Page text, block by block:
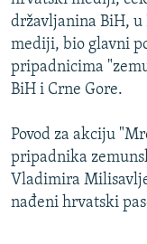
državljanina BiH, u
mediji, bio glavni
pripadnicima
BiH i Crne Gore.
Povod za akciju
pripadnika
Vladimira
nađeni hrvatski